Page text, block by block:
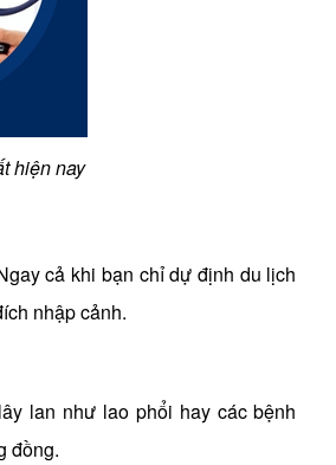
hiện nay
cả khi bạn chỉ dự định du lịch
nhập cảnh.
lan như lao phổi hay các bệnh
đồng.